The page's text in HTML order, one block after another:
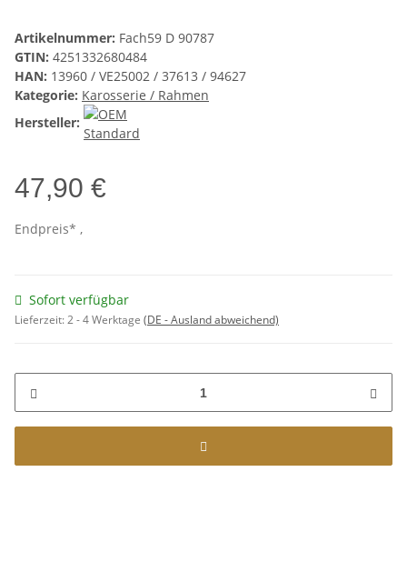
Artikelnummer: Fach59 D 90787
GTIN: 4251332680484
HAN: 13960 / VE25002 / 37613 / 94627
Kategorie: Karosserie / Rahmen
Hersteller:
47,90 €
Endpreis* ,
Sofort verfügbar
Lieferzeit:2 - 4 Werktage (DE - Ausland abweichend)